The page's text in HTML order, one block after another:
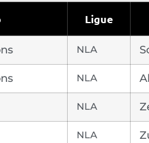
Ligue
NLA
NLA
NLA
NLA